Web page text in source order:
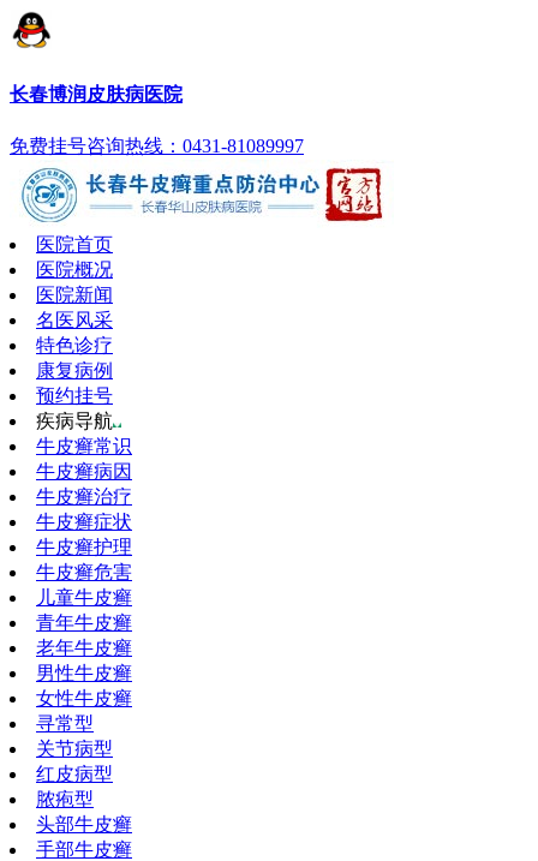
长春博润皮肤病医院
免费挂号咨询热线：0431-81089997
医院首页
医院概况
医院新闻
名医风采
特色诊疗
康复病例
预约挂号
疾病导航
牛皮癣常识
牛皮癣病因
牛皮癣治疗
牛皮癣症状
牛皮癣护理
牛皮癣危害
儿童牛皮癣
青年牛皮癣
老年牛皮癣
男性牛皮癣
女性牛皮癣
寻常型
关节病型
红皮病型
脓疱型
头部牛皮癣
手部牛皮癣